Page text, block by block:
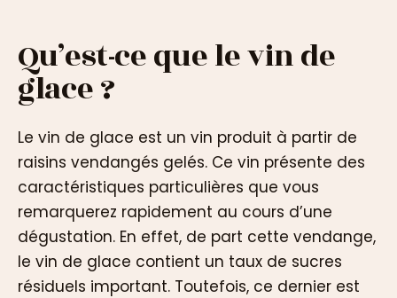
Qu’est-ce que le vin de
glace ?
Le vin de glace est un vin produit à partir de
raisins vendangés gelés. Ce vin présente des
caractéristiques particulières que vous
remarquerez rapidement au cours d’une
dégustation. En effet, de part cette vendange,
le vin de glace contient un taux de sucres
résiduels important. Toutefois, ce dernier est